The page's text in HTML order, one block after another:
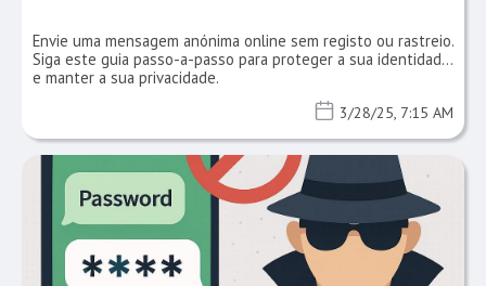
Envie uma mensagem anónima online sem registo ou rastreio.
Siga este guia passo-a-passo para proteger a sua identidade
e manter a sua privacidade.
3/28/25, 7:15 AM